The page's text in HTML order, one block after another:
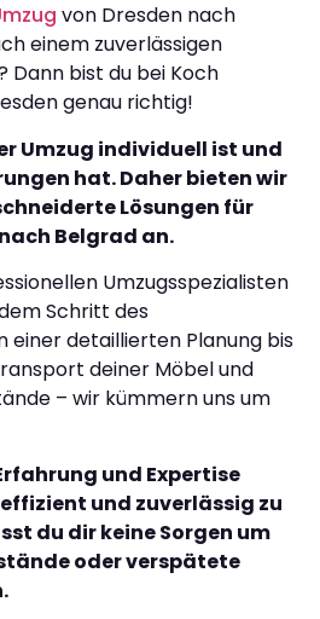
von Dresden nach
einem zuverlässigen
Dann bist du bei Koch
genau richtig!
Umzug individuell ist und
hat. Daher bieten wir
Lösungen für
Belgrad an.
Umzugsspezialisten
Schritt des
einer detaillierten Planung bis
deiner Möbel und
– wir kümmern uns um
und Expertise
und zuverlässig zu
du dir keine Sorgen um
oder verspätete